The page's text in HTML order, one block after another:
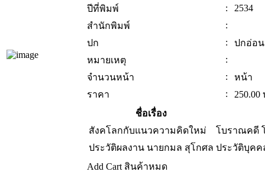
ปีที่พิมพ์
:
2534
สำนักพิมพ์
:
ปก
:
ปกอ่อน
หมายเหตุ
:
จำนวนหน้า
:
หน้า
ราคา
: 250.00
ชื่อเรื่อง
สังคโลกกับแนวความคิดใหม่
โบราณคดี
ประวัติผลงาน นายกมล สุโกศล ประวัติบุคค
Add Cart สินค้าหมด